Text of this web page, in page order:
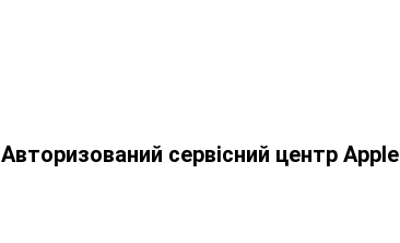
Авторизований сервісний центр Apple